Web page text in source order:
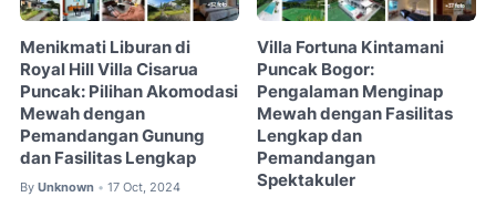
Menikmati Liburan di
Royal Hill Villa Cisarua
Puncak: Pilihan Akomodasi
Mewah dengan
Pemandangan Gunung
dan Fasilitas Lengkap
By Unknown • 17 Oct, 2024
Villa Fortuna Kintamani
Puncak Bogor:
Pengalaman Menginap
Mewah dengan Fasilitas
Lengkap dan
Pemandangan
Spektakuler